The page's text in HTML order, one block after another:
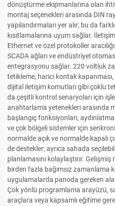
dönüştürme ekipmanlarına olan
montaj seçenekleri arasında DIN
yapılandırmaları yer alır; bu da
kısıtlamalarına uyum sağlar.
Ethernet ve özel protokoller
SCADA ağları ve endüstriyel
entegrasyonu sağlar. 220 voltluk
tetikleme, harici kontak
dijital iletişim komutları gibi çoklu
da çeşitli kontrol senaryoları için
anahtarlama yetenekleri arasında
başlangıç fonksiyonları,
ve çok bölgeli sistemler için
normalde açık ve normalde kapalı
de destekler; ayrıca sahada
planlamasını kolaylaştırır.
birden fazla bağımsız zamanlama
uygulamalarda panoda gereken
Çok yönlü programlama arayüzü,
araçlara veya kapsamlı eğitime